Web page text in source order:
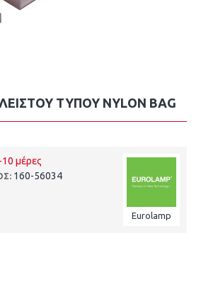
ΤΥΠΟΥ NYLON BAG
μέρες
160-56034
Eurolamp